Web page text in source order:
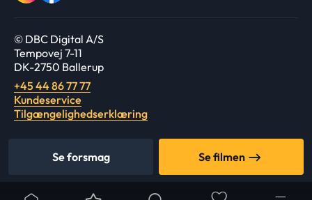
Se forsmag Se filmen
© DBC Digital A/S
Tempovej 7-11
DK-2750 Ballerup
+45 44 86 77 77
Kundeservice
Tilgængelighedserklæring